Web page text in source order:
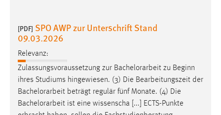
[PDF] SPO AWP zur Unterschrift Stand
09.03.2026
Relevanz:
Zulassungsvoraussetzung zur Bachelorarbeit zu Beginn
ihres Studiums hingewiesen. (3) Die Bearbeitungszeit der
Bachelorarbeit beträgt regulär fünf Monate. (4) Die
Bachelorarbeit ist eine wissenscha [...] ECTS-Punkte